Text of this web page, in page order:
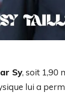
Sy, soit 1,90
lui a